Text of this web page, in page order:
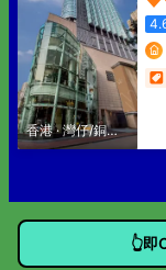
香港·灣仔/銅鑼
👆即